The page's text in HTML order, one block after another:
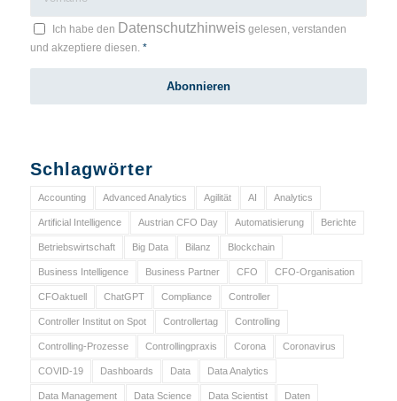
Ich habe den Datenschutzhinweisgelesen, verstanden
und akzeptiere diesen. *
Schlagwörter
Accounting Advanced Analytics Agilität AI Analytics
Artificial Intelligence Austrian CFO Day Automatisierung Berichte
Betriebswirtschaft Big Data Bilanz Blockchain
Business Intelligence Business Partner CFO CFO-Organisation
CFOaktuell ChatGPT Compliance Controller
Controller Institut on Spot Controllertag Controlling
Controlling-Prozesse Controllingpraxis Corona Coronavirus
COVID-19 Dashboards Data Data Analytics
Data Management Data Science Data Scientist Daten